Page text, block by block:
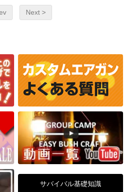
Next >
サバイバル基礎知識